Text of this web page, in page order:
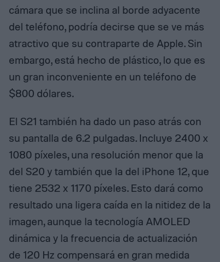
cámara que se inclina al borde adyacente
del teléfono, podría decirse que se ve más
atractivo que su contraparte de Apple. Sin
embargo, está hecho de plástico, lo que es
un gran inconveniente en un teléfono de
$800 dólares.
El S21 también ha dado un paso atrás con
su pantalla de 6.2 pulgadas. Incluye 2400 x
1080 píxeles, una resolución menor que la
del S20 y también que la del iPhone 12, que
tiene 2532 x 1170 píxeles. Esto dará como
resultado una ligera caída en la nitidez de la
imagen, aunque la tecnología AMOLED
dinámica y la frecuencia de actualización
de 120 Hz compensará en gran medida